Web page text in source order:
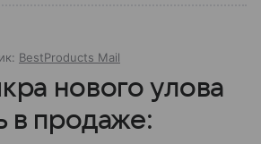
BestProducts Mail
нового улова
в продаже: